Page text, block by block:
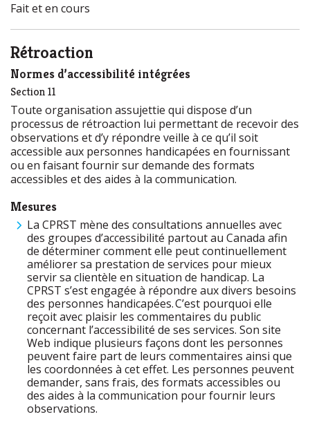
Fait et en cours
Rétroaction
Normes d’accessibilité intégrées
Section 11
Toute organisation assujettie qui dispose d’un
processus de rétroaction lui permettant de recevoir des
observations et d’y répondre veille à ce qu’il soit
accessible aux personnes handicapées en fournissant
ou en faisant fournir sur demande des formats
accessibles et des aides à la communication.
Mesures
La CPRST mène des consultations annuelles avec
des groupes d’accessibilité partout au Canada afin
de déterminer comment elle peut continuellement
améliorer sa prestation de services pour mieux
servir sa clientèle en situation de handicap. La
CPRST s’est engagée à répondre aux divers besoins
des personnes handicapées. C’est pourquoi elle
reçoit avec plaisir les commentaires du public
concernant l’accessibilité de ses services. Son site
Web indique plusieurs façons dont les personnes
peuvent faire part de leurs commentaires ainsi que
les coordonnées à cet effet. Les personnes peuvent
demander, sans frais, des formats accessibles ou
des aides à la communication pour fournir leurs
observations.